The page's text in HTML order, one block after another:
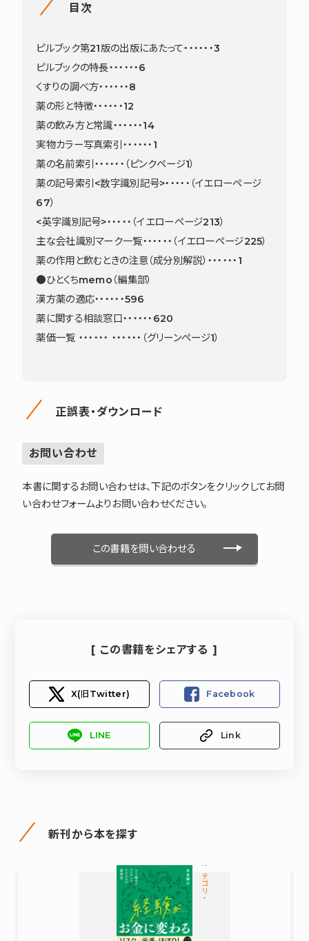
目次
ピルブック第21版の出版にあたって・・・・・・3
ピルブックの特長・・・・・・6
くすりの調べ方・・・・・・8
薬の形と特徴・・・・・・12
薬の飲み方と常識・・・・・・14
実物カラー写真索引・・・・・・1
薬の名前索引・・・・・・（ピンクページ1）
薬の記号索引<数字識別記号>・・・・・（イエローページ
67）
<英字識別記号>・・・・・（イエローページ213）
主な会社識別マーク一覧・・・・・・（イエローページ225）
薬の作用と飲むときの注意（成分別解説）・・・・・・1
●ひとくちmemo（編集部）
漢方薬の適応・・・・・・596
薬に関する相談窓口・・・・・・620
薬価一覧 ・・・・・・ ・・・・・・（グリーンページ1）
正誤表・ダウンロード
お問い合わせ
本書に関するお問い合わせは、下記のボタンをクリックしてお問
い合わせフォームよりお問い合わせください。
この書籍を問い合わせる
[ この書籍をシェアする ]
X(旧Twitter) Facebook
LINE Link
新刊から本を探す
カテゴリ-